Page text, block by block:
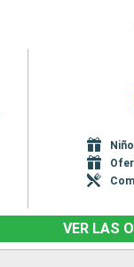
VER LAS